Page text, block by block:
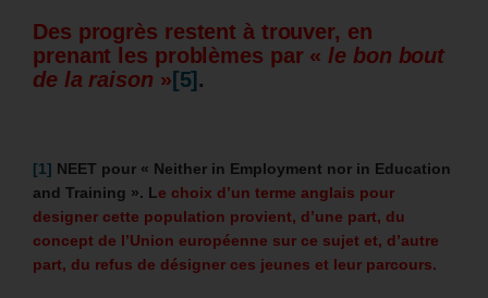
Des progrès restent à trouver, en
prenant les problèmes par « le bon bout
de la raison » [5] .
[1] NEET pour « Neither in Employment nor in Education
and Training ». Le choix d’un terme anglais pour
designer cette population provient, d’une part, du
concept de l’Union européenne sur ce sujet et, d’autre
part, du refus de désigner ces jeunes et leur parcours.